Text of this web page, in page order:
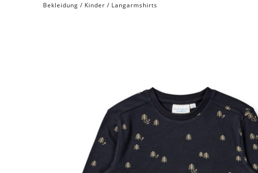
Bekleidung / Kinder / Langarmshirts